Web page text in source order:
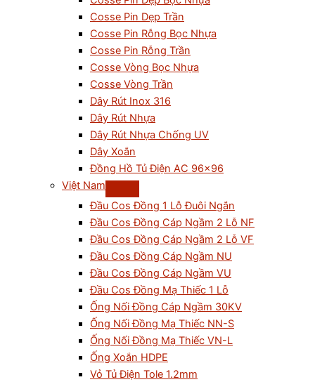
Cosse Pin Dẹp Trần
Cosse Pin Rỗng Bọc Nhựa
Cosse Pin Rỗng Trần
Cosse Vòng Bọc Nhựa
Cosse Vòng Trần
Dây Rút Inox 316
Dây Rút Nhựa
Dây Rút Nhựa Chống UV
Dây Xoắn
Đồng Hồ Tủ Điện AC 96×96
Việt Nam
Đầu Cos Đồng 1 Lỗ Đuôi Ngắn
Đầu Cos Đồng Cáp Ngầm 2 Lỗ NF
Đầu Cos Đồng Cáp Ngầm 2 Lỗ VF
Đầu Cos Đồng Cáp Ngầm NU
Đầu Cos Đồng Cáp Ngầm VU
Đầu Cos Đồng Mạ Thiếc 1 Lỗ
Ống Nối Đồng Cáp Ngầm 30KV
Ống Nối Đồng Mạ Thiếc NN-S
Ống Nối Đồng Mạ Thiếc VN-L
Ống Xoắn HDPE
Vỏ Tủ Điện Tole 1.2mm